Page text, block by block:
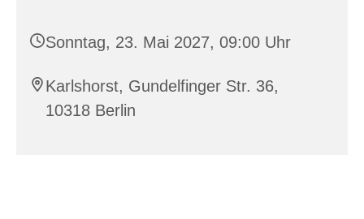
Sonntag, 23. Mai 2027, 09:00 Uhr
Karlshorst, Gundelfinger Str. 36,
10318 Berlin